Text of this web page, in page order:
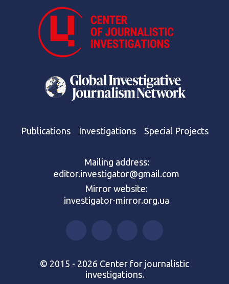
Publications Investigations Special Projects
Mailing address:
editor.investigator@gmail.com
Mirror website:
investigator-mirror.org.ua
© 2015 - 2026 Center for journalistic
investigations.